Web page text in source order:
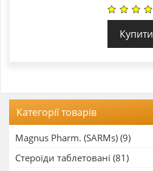
Купити
Категорії товарів
Magnus Pharm. (SARMs) (9)
Стероїди таблетовані (81)